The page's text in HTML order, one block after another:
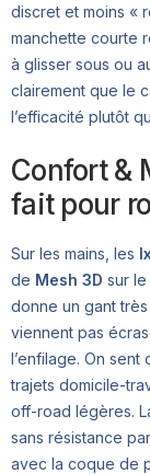
discret et moins «
manchette courte
à glisser sous ou
clairement que le
l’efficacité plutôt
Confort &
fait pour
Sur les mains, les
de Mesh 3D sur
donne un gant
viennent pas
l’enfilage. On
trajets domicile-
off-road légères.
sans résistance
avec la coque de